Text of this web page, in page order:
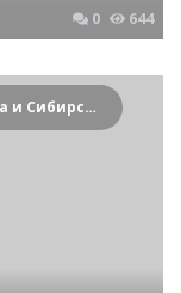
0 644
Криминальные новости Новосибирска и Сибирского региона